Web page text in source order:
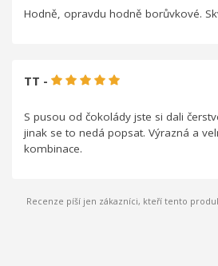
Hodně, opravdu hodně borůvkové.
TT -
S pusou od čokolády jste si dali
jinak se to nedá popsat. Výrazná a
kombinace.
Recenze píší jen zákazníci, kteří tento